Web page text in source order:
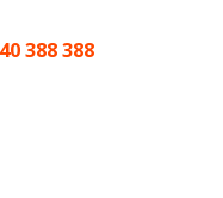
388 388